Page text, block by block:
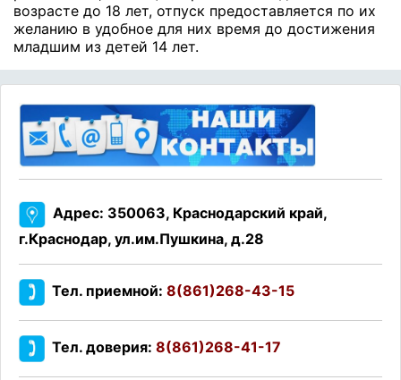
возрасте до 18 лет, отпуск предоставляется по их
желанию в удобное для них время до достижения
младшим из детей 14 лет.
Адрес: 350063, Краснодарский край,
г.Краснодар, ул.им.Пушкина, д.28
Тел. приемной: 8(861)268-43-15
Тел. доверия: 8(861)268-41-17